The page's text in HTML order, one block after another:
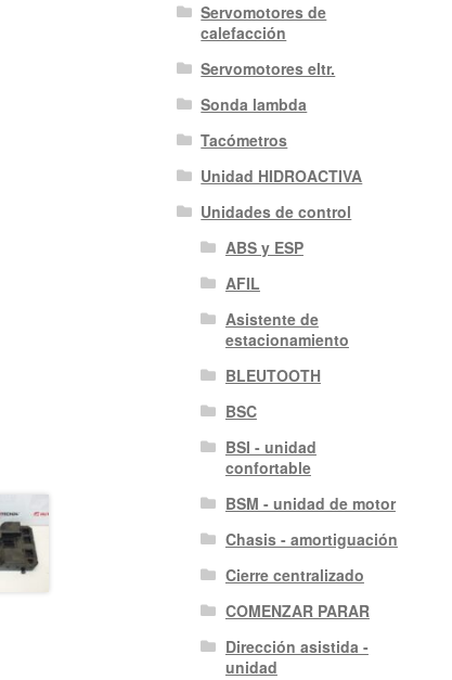
Servomotores de
calefacción
Servomotores eltr.
Sonda lambda
Tacómetros
Unidad HIDROACTIVA
Unidades de control
ABS y ESP
AFIL
Asistente de
estacionamiento
BLEUTOOTH
BSC
BSI - unidad
confortable
BSM - unidad de motor
Chasis - amortiguación
Cierre centralizado
COMENZAR PARAR
Dirección asistida -
unidad